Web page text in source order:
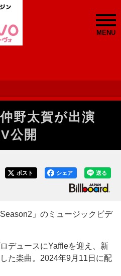
MENU
野太賀が出演
公開
送る
シェア
ポスト
」のミュージックビデ
デュースにYaffleを迎え、新
た楽曲。2024年9月11日に配